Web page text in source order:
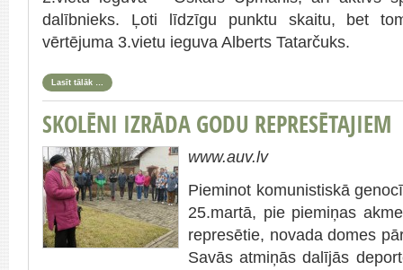
dalībnieks. Ļoti līdzīgu punktu skaitu, bet
vērtējuma 3.vietu ieguva Alberts Tatarčuks.
Lasīt tālāk …
SKOLĒNI IZRĀDA GODU REPRESĒTAJIEM
www.auv.lv
Pieminot komunistiskā
25.martā, pie piemiņas
represētie, novada domes
Savās atmiņās dalījās